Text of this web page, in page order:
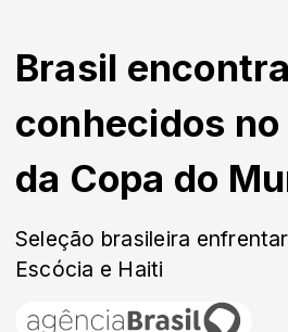
Brasil
conhecidos no
da Copa do
Seleção brasileira
Escócia e Haiti